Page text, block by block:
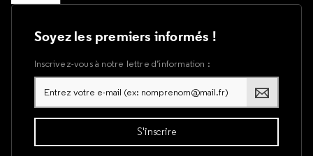
Soyez les premiers informés !
Inscrivez-vous à notre lettre d’information :